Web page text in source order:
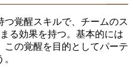
つ覚醒スキルで、チームのス
る効果を持つ。基本的には
この覚醒を目的としてパーテ